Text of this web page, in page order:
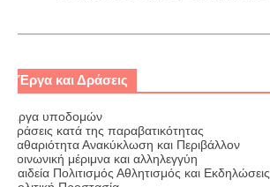
Έργα και Δράσεις
Έργα υποδομών
Δράσεις κατά της παραβατικότητας
Καθαριότητα Ανακύκλωση και Περιβάλλον
Κοινωνική μέριμνα και αλληλεγγύη
Παιδεία Πολιτισμός Αθλητισμός και Εκδηλώσεις